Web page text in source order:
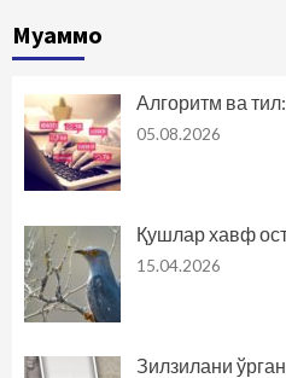
Муаммо
Алгоритм ва
05.08.2026
Қушлар хавф
15.04.2026
Зилзилани